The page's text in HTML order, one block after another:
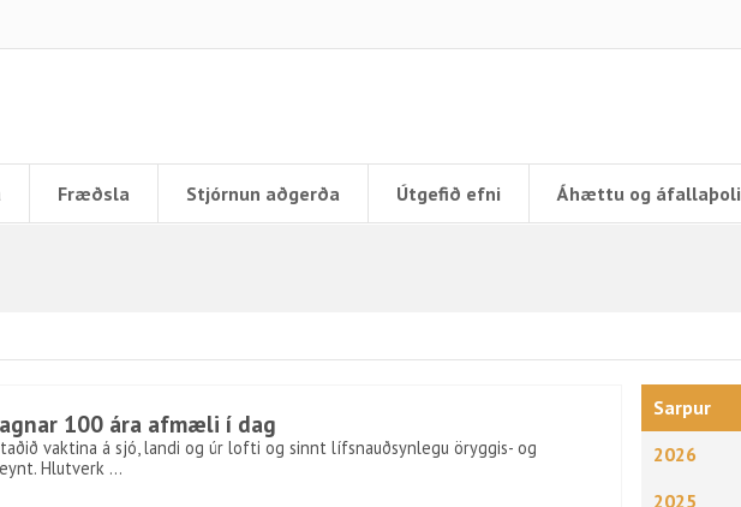
Fræðsla Stjórnun aðgerða Útgefið efni Áhættu og áfallaþoli
Sarpur
2026
2025
100 ára afmæli í dag
vaktina á sjó, landi og úr lofti og sinnt lífsnauðsynlegu öryggis- og
Hlutverk …